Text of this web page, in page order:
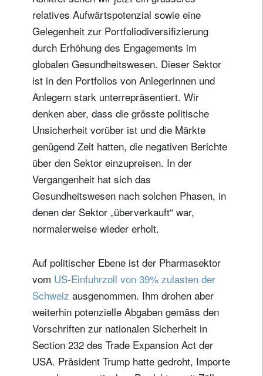
relatives Aufwärtspotenzial sowie eine
Gelegenheit zur Portfoliodiversifizierung
durch Erhöhung des Engagements im
globalen Gesundheitswesen. Dieser Sektor
ist in den Portfolios von Anlegerinnen und
Anlegern stark unterrepräsentiert. Wir
denken aber, dass die grösste politische
Unsicherheit vorüber ist und die Märkte
genügend Zeit hatten, die negativen Berichte
über den Sektor einzupreisen. In der
Vergangenheit hat sich das
Gesundheitswesen nach solchen Phasen, in
denen der Sektor „überverkauft“ war,
normalerweise wieder erholt.
Auf politischer Ebene ist der Pharmasektor
vom US-Einfuhrzoll von 39% zulasten der
Schweiz ausgenommen. Ihm drohen aber
weiterhin potenzielle Abgaben gemäss den
Vorschriften zur nationalen Sicherheit in
Section 232 des Trade Expansion Act der
USA. Präsident Trump hatte gedroht, Importe